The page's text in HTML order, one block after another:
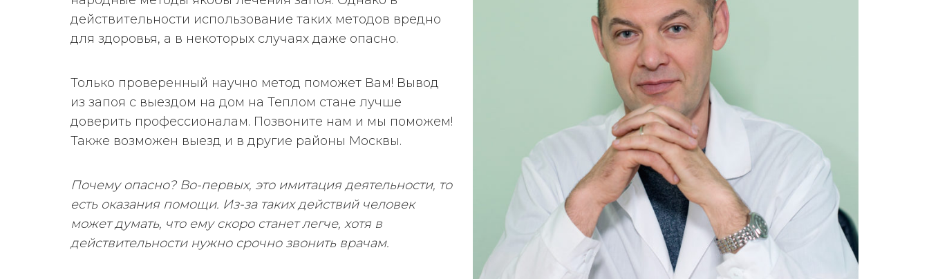
действительности использование таких методов вредно
для здоровья, а в некоторых случаях даже опасно.
Только проверенный научно метод поможет Вам! Вывод
из запоя с выездом на дом на Теплом стане лучше
доверить профессионалам. Позвоните нам и мы поможем!
Также возможен выезд и в другие районы Москвы.
Почему опасно? Во-первых, это имитация деятельности, то
есть оказания помощи. Из-за таких действий человек
может думать, что ему скоро станет легче, хотя в
действительности нужно срочно звонить врачам.